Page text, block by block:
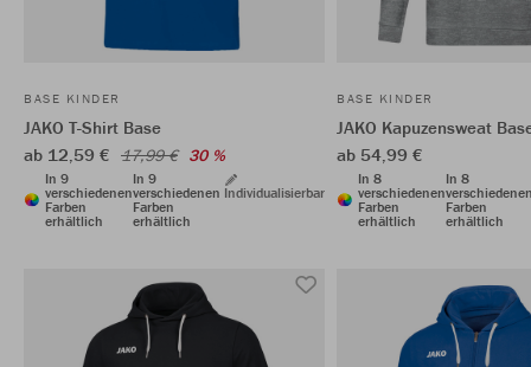
BASE KINDER
JAKO T-Shirt Base
ab 12,59 € 17,99 € 30 %
In 9
verschiedenen
Farben
erhältlich
In 9
verschiedenen
Farben
erhältlich
Individualisierbar
BASE KINDER
JAKO Kapuzensweat
ab 54,99 €
In 8
verschiedenen
Farben
erhältlich
In 8
Farben
erhältlich